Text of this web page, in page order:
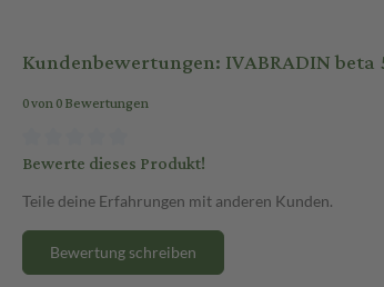
Kundenbewertungen: IVABRADIN
0 von 0 Bewertungen
Bewerte dieses Produkt!
Teile deine Erfahrungen mit anderen Kunden.
Bewertung schreiben